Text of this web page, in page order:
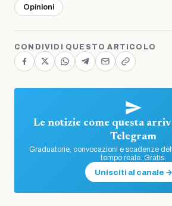
Opinioni
CONDIVIDI QUESTO ARTICOLO
Le notizie come questa
Telegram
Graduatorie, convocazioni e scadenze
tempo reale. Gratis.
Unisciti al canale →